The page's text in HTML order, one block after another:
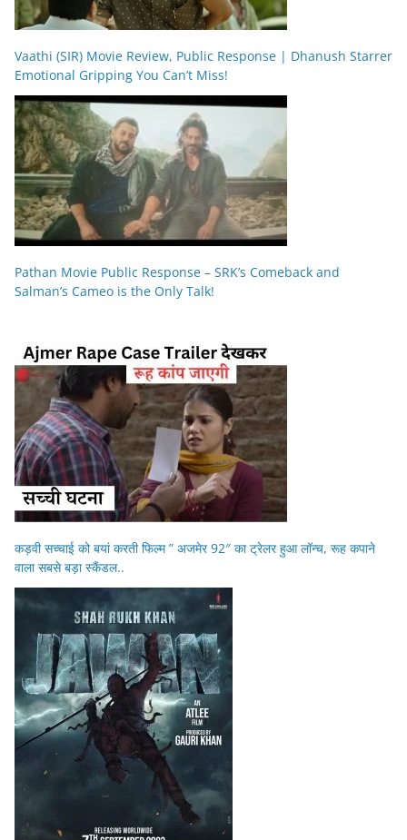
Vaathi (SIR) Movie Review, Public Response | Dhanush Starrer
Emotional Gripping You Can’t Miss!
Pathan Movie Public Response – SRK’s Comeback and
Salman’s Cameo is the Only Talk!
कड़वी सच्चाई को बयां करती फिल्म ” अजमेर 92″ का ट्रेलर हुआ लॉन्च, रूह कपाने
वाला सबसे बड़ा स्कैंडल..